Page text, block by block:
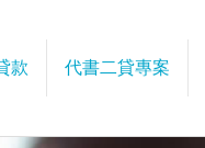
款 代書二貸專案